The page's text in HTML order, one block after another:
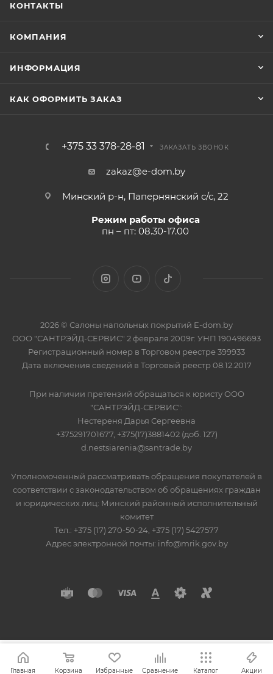
КОНТАКТЫ
КОМПАНИЯ
ИНФОРМАЦИЯ
КАК ОФОРМИТЬ ЗАКАЗ
+375 33 378-28-81 ЗАКАЗАТЬ ЗВОНОК
zakaz@e-dom.by
Минский р-н, Папернянский с/с, 22
Режим работы офиса
пн – пт: 08.30-17.00
2026 © Салоны напольных покрытий E-dom.by
ООО "САНТРЭЙД-СЕРВИС" 2 февраля 2009г. УНП 190496693
Регистрационный номер в Торговом реестре 399933
Дата включения сведений в Торговый реестр 08.12.2017
При наличии претензий обращаться к юристу ООО
"САНТРЭЙД-СЕРВИС":
Нестереня Дарья Сергеевна
+375291701677, +375(17)3881402 (доб. 127)
d.nestsiarenia@santrade.by
Уполномоченный рассматривать обращения покупателей в
соответствии с законодательством об обращениях граждан
и юридических лиц: Минский районный исполнительный
комитет
Тел.: +375 (17) 270-50-24, +375 (17) 5427577
Адрес электронной почты: info@mrik.gov.by
Главная Корзина Избранные Сравнение Каталог Акции